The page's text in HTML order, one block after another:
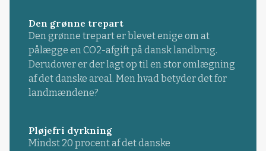
Den grønne trepart
Den grønne trepart er blevet enige om at
pålægge en CO2-afgift på dansk landbrug.
Derudover er der lagt op til en stor omlægning
af det danske areal. Men hvad betyder det for
landmændene?
Pløjefri dyrkning
Mindst 20 procent af det danske